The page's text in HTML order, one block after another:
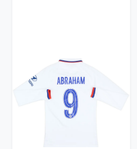
2019-20 Chelsea Away
L/S Shirt Abraham #9
- 10/10 - (XS)
119.99£ · ca. €142